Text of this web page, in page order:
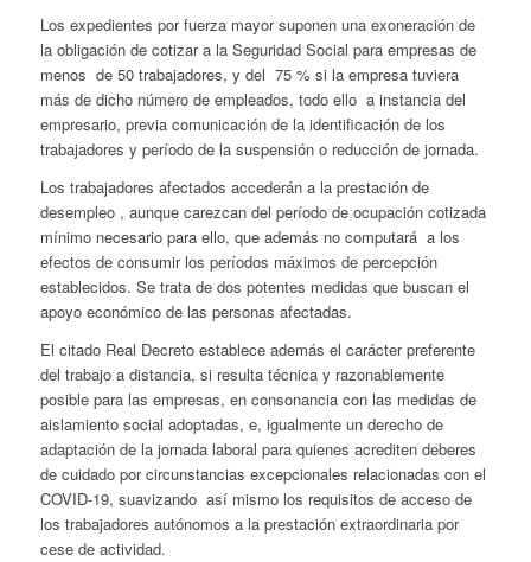
Los expedientes por fuerza mayor suponen una exoneración de
la obligación de cotizar a la Seguridad Social para empresas de
menos de 50 trabajadores, y del 75 % si la empresa tuviera
más de dicho número de empleados, todo ello a instancia del
empresario, previa comunicación de la identificación de los
trabajadores y período de la suspensión o reducción de jornada.
Los trabajadores afectados accederán a la prestación de
desempleo , aunque carezcan del período de ocupación cotizada
mínimo necesario para ello, que además no computará a los
efectos de consumir los períodos máximos de percepción
establecidos. Se trata de dos potentes medidas que buscan el
apoyo económico de las personas afectadas.
El citado Real Decreto establece además el carácter preferente
del trabajo a distancia, si resulta técnica y razonablemente
posible para las empresas, en consonancia con las medidas de
aislamiento social adoptadas, e, igualmente un derecho de
adaptación de la jornada laboral para quienes acrediten deberes
de cuidado por circunstancias excepcionales relacionadas con el
COVID-19, suavizando así mismo los requisitos de acceso de
los trabajadores autónomos a la prestación extraordinaria por
cese de actividad.